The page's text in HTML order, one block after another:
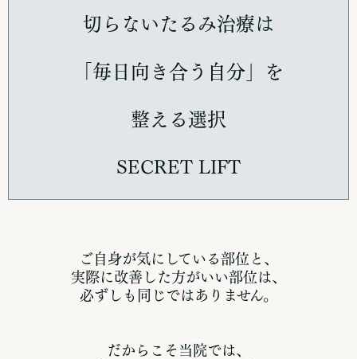
切らないたるみ治療は
「毎日向き合う自分」を
整える選択
SECRET LIFT
ご自身が気にしている部位と、
実際に改善した方がいい部位は、
必ずしも同じではありません。
だからこそ当院では、